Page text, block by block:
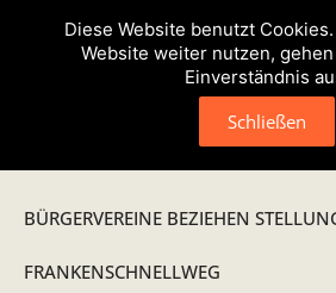
BÜRGERVEREINE BEZIEHEN
FRANKENSCHNELLWEG
Diese Website benutzt
Website weiter nutzen,
Einverständnis
Schließen